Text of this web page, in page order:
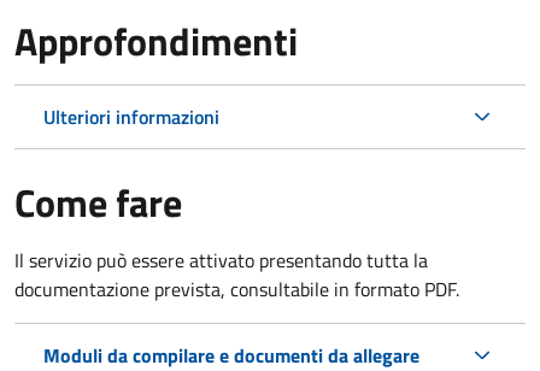
Approfondimenti
Ulteriori informazioni
Come fare
Il servizio può essere attivato presentando tutta la
documentazione prevista, consultabile in formato PDF.
Moduli da compilare e documenti da allegare